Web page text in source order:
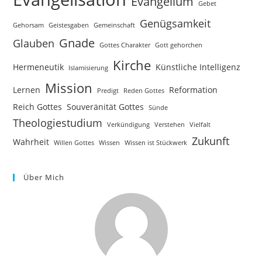
Gebet
Gehorsam Geistesgaben Gemeinschaft
Genügsamkeit
Glauben Gnade Gottes Charakter Gott gehorchen
Hermeneutik Islamisierung Kirche Künstliche Intelligenz
Lernen Mission Predigt Reden Gottes
Reformation
Reich Gottes Souveränität Gottes Sünde
Theologiestudium Verkündigung Verstehen Vielfalt
Wahrheit Willen Gottes Wissen Wissen ist Stückwerk Zukunft
Über Mich